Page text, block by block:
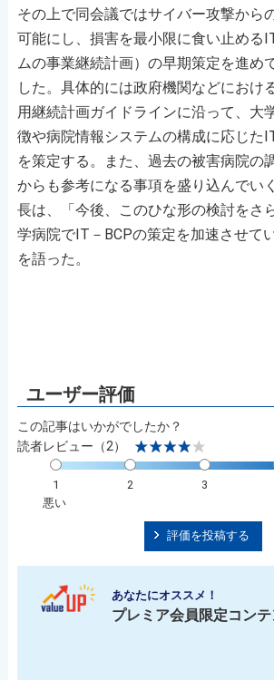
その上で同会議ではサイバー攻撃から
可能にし、損害を最小限に食い止める
ムの事業継続計画）の早期策定を進め
した。具体的には政府機関などにおけ
用継続計画ガイドラインに沿って、大
徴や病院情報システムの構成に応じた
を策定する。また、過去の被害病院の
からも参考になる事項を盛り込んでい
長は、「今後、このひな形の検討をさ
学病院でIT－BCPの策定を加速させて
を語った。
この記事はいかがでしたか？
読者レビュー（2）
1 2 3
悪い
評価を投稿する
あなたにオススメ！
プレミア会員限定コンテ